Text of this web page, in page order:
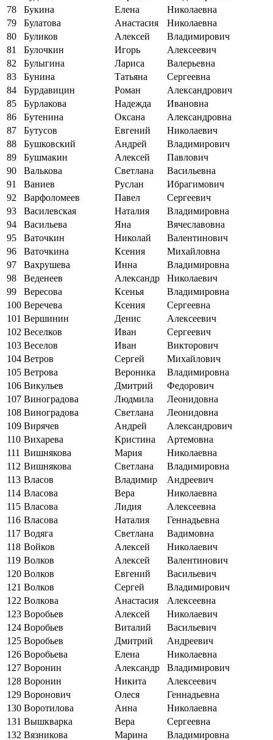
78
Букина Елена
Николаевна
79
Булатова Анастасия
Николаевна
80
Буликов Алексей
Владимирович
81
Булочкин Игорь
Алексеевич
82
Булыгина Лариса
Валерьевна
83
Бунина Татьяна
Сергеевна
84
Бурдавицин Роман
Александрович
85
Бурлакова Надежда
Ивановна
86
Бутенина Оксана
Александровна
87
Бутусов Евгений
Николаевич
88
Бушковский Андрей
Владимирович
89
Бушмакин Алексей
Павлович
90
Валькова Светлана
Васильевна
91
Ваниев Руслан
Ибрагимович
92
Варфоломеев Павел
Сергеевич
93
Василевская Наталия
Владимировна
94
Васильева Яна
Вячеславовна
95
Ваточкин Николай
Валентинович
96
Ваточкина Ксения
Михайловна
97
Вахрушева Инна
Владимировна
98
Веденеев Александр
Николаевич
99
Вересова Ксенья
Владимировна
100 Веречева Ксения
Сергеевна
101 Вершинин Денис
Алексеевич
102 Веселков Иван
Сергеевич
103 Веселов Иван
Викторович
104 Ветров Сергей
Михайлович
105 Ветрова Вероника
Владимировна
106 Викульев Дмитрий
Федорович
107 Виноградова Людмила
Леонидовна
108 Виноградова Светлана
Леонидовна
109 Вирячев Андрей
Александрович
110 Вихарева Кристина
Артемовна
111 Вишнякова Мария
Николаевна
112 Вишнякова Светлана
Владимировна
113 Власов Владимир
Андреевич
114 Власова Вера
Николаевна
115 Власова Лидия
Алексеевна
116 Власова Наталия
Геннадьевна
117 Водяга Светлана
Вадимовна
118 Войков Алексей
Николаевич
119 Волков Алексей
Валентинович
120 Волков Евгений
Васильевич
121 Волков Сергей
Владимирович
122 Волкова Анастасия
Алексеевна
123 Воробьев Алексей
Николаевич
124 Воробьев Виталий
Васильевич
125 Воробьев Дмитрий
Андреевич
126 Воробьева Елена
Николаевна
127 Воронин Александр
Владимирович
128 Воронин Никита
Алексеевич
129 Воронович Олеся
Геннадьевна
130 Воротилова Анна
Николаевна
131 Вышкварка Вера
Сергеевна
132 Вязникова Марина Владимировна